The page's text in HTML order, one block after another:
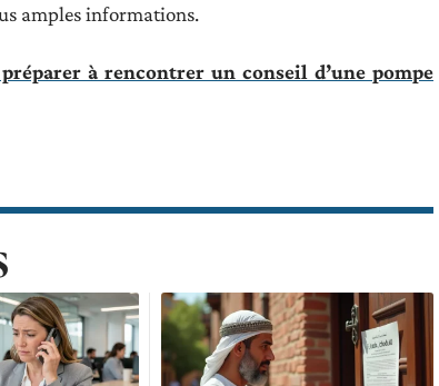
amples informations.
à rencontrer un conseil d’une pompe